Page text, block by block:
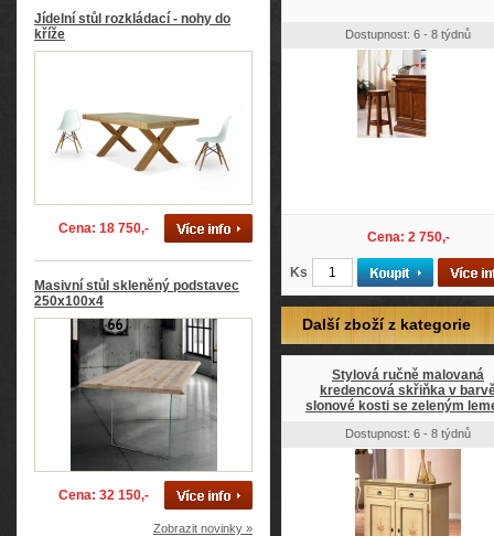
Jídelní stůl rozkládací - nohy do
kříže
Cena: 18 750,-
Masivní stůl skleněný podstavec
250x100x4
Cena: 32 150,-
Zobrazit novinky »
Dostupnost: 6 - 8 týdnů
Cena: 2 750,-
Ks
Další zboží z kategorie
Stylová ručně malovaná
kredencová skřiňka v
slonové kosti se zeleným
Dostupnost: 6 - 8 týdnů